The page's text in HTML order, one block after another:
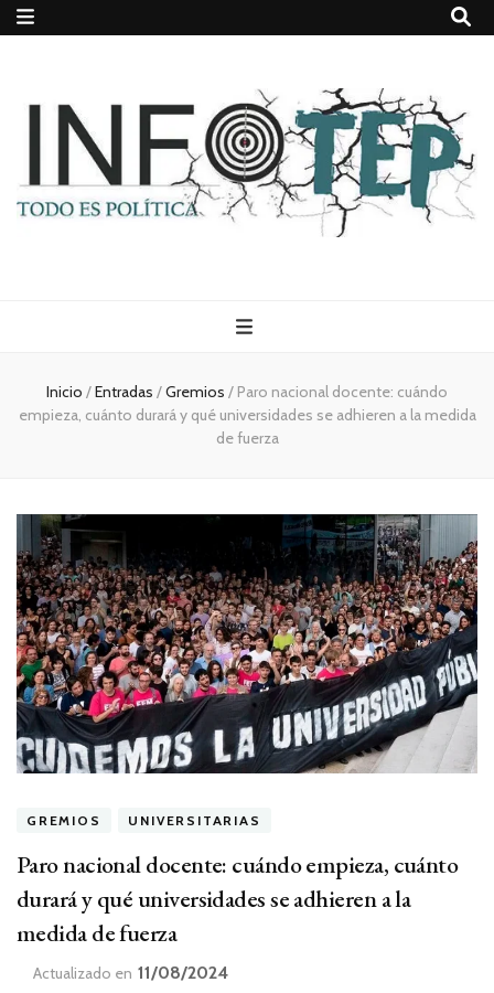
Todo es
(rosca)
política
Inicio /Entradas /Gremios / Paro nacional docente: cuándo
empieza, cuánto durará y qué universidades se adhieren a la medida
de fuerza
GREMIOS UNIVERSITARIAS
Paro nacional docente: cuándo empieza, cuánto
durará y qué universidades se adhieren a la
medida de fuerza
Actualizado en 11/08/2024